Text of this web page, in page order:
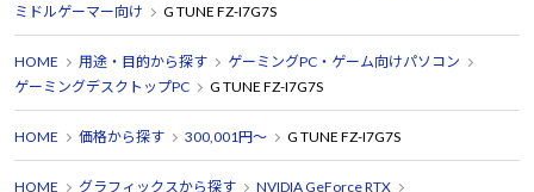
ミドルゲーマー向け
G TUNE FZ-I7G7S
HOME 用途・目的から探す
ゲーミングPC・ゲーム向けパソコン
ゲーミングデスクトップPC
G TUNE FZ-I7G7S
HOME 価格から探す 300,001円～ G TUNE FZ-I7G7S
HOME グラフィックスから探す
NVIDIA GeForce RTX